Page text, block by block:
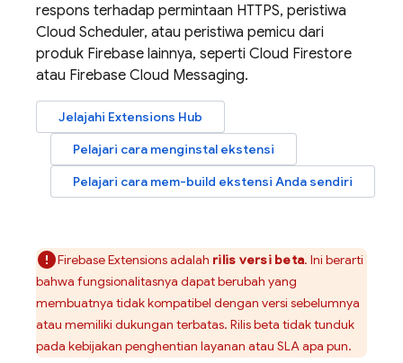
respons terhadap permintaan HTTPS, peristiwa
Cloud Scheduler, atau peristiwa pemicu dari
produk Firebase lainnya, seperti Cloud Firestore
atau Firebase Cloud Messaging.
Jelajahi Extensions Hub
Pelajari cara menginstal ekstensi
Pelajari cara mem-build ekstensi Anda sendiri
Firebase Extensionsadalah rilis versi beta. Ini berarti
bahwa fungsionalitasnya dapat berubah yang
membuatnya tidak kompatibel dengan versi sebelumnya
atau memiliki dukungan terbatas. Rilis beta tidak tunduk
pada kebijakan penghentian layanan atau SLA apa pun.